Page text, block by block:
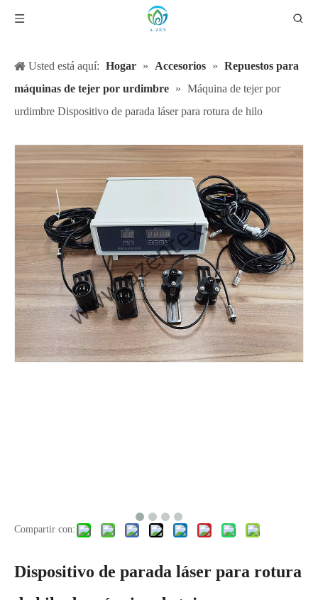
Usted está aquí: Hogar » Accesorios » Repuestos para
máquinas de tejer por urdimbre » Máquina de tejer por
urdimbre Dispositivo de parada láser para rotura de hilo
Compartir con:
Dispositivo de parada láser para rotura